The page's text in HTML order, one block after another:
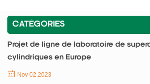
CATÉGORIES
Projet de ligne de laboratoire de
cylindriques en Europe
Nov 02,2023